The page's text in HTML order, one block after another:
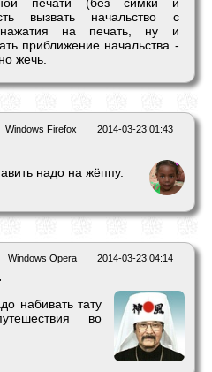
вызвать начальство с
на печать, ну и
приближение начальства -
жечь.
2014-03-23 01:43
Windows Firefox
надо на жёппу.
2014-03-23 04:14
Windows Opera
набивать тату
во